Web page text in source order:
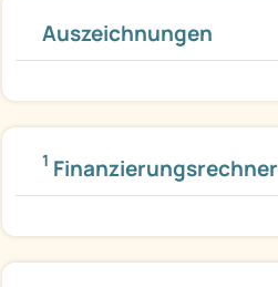
Auszeichnungen
1 Finanzierungsrechner